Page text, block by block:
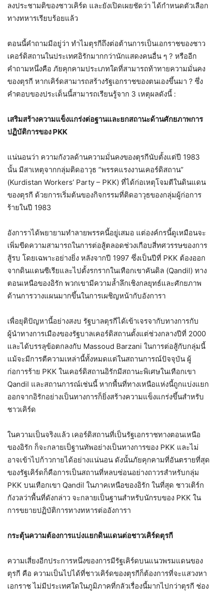
ลงประชามติของชาวเคิร์ด และยังเปิดเผยชัดว่า ได้กำหนดตัวเลือก
ทางทหารเรียบร้อยแล้ว
ตอนนี้คำถามมีอยู่ว่า ทำไมตุรกีถึงต่อต้านการเป็นเอกราชของชาว
เคอร์ดิสถานในประเทศอิรักมากกว่านักแสดงคนอื่น ๆ ? หรืออีก
คำถามหนึ่งคือ ภัยคุกคามประเภทใดที่สามารถท้าทายความมั่นคง
ของตุรกี หากเคิร์ดสามารถสร้างรัฐเอกราชของตนเองขึ้นมา ? ซึ่ง
คำตอบของประเด็นนี้สามารถเรียนรู้จาก 3 เหตุผลดังนี้ :
เสริมสร้างความแข็งแกร่งต่อฐานและยกสถานะด้านศักยภาพการ
ปฏิบัติการของ PKK
แน่นอนว่า ความกังวลด้านความมั่นคงของตุรกีนับตั้งแต่ปี 1983
นั้น มีสาเหตุจากกลุ่มติดอาวุธ “พรรคแรงงานเคอร์ดิสถาน”
(Kurdistan Workers’ Party – PKK) ที่ได้ก่อเหตุโจมตีในดินแดน
ของตุรกี ด้วยการเริ่มต้นของกิจกรรมที่ติดอาวุธของกลุ่มผู้ก่อการ
ร้ายในปี 1983
อังการาได้พยายามทำลายพรรคนี้อยู่เสมอ แต่องค์กรนี้ดูเหมือนจะ
เพิ่มขีดความสามารถในการต่อสู้ตลอดช่วงเกือบสี่ทศวรรษของการ
สู้รบ โดยเฉพาะอย่างยิ่ง หลังจากปี 1997 ซึ่งเป็นปีที่ PKK ต้องออก
จากดินแดนซีเรียและไปตั้งรกรากในเทือกเขาคันดิล (Qandil) ทาง
ตอนเหนือของอิรัก พวกเขามีความล้ำลึกเชิงกลยุทธ์และศักยภาพ
ด้านการวางแผนมากขึ้นในการเผชิญหน้ากับอังการา
เพื่อยุติปัญหานี้อย่างสงบ รัฐบาลตุรกีได้เข้าเจรจากับทางการกับ
ผู้นำทางการเมืองของรัฐบาลเคอร์ดิสถานตั้งแต่ช่วงกลางปีที่ 2000
และได้บรรลุข้อตกลงกับ Massoud Barzani ในการต่อสู้กับกลุ่มนี้
แม้จะมีการตีความเหล่านี้ทั้งหมดแต่ในสถานการณ์ปัจจุบัน ผู้
ก่อการร้าย PKK ในเคอร์ดิสถานอิรักมีสถานะพิเศษในเทือกเขา
Qandil และสถานการณ์เช่นนี้ หากพื้นที่ทางเหนือแห่งนี้ถูกแบ่งแยก
ออกจากอิรักอย่างเป็นทางการก็ยิ่งสร้างความแข็งแกร่งขึ้นสำหรับ
ชาวเคิร์ด
ในความเป็นจริงแล้ว เคอร์ดิสถานที่เป็นรัฐเอกราชทางตอนเหนือ
ของอิรัก ก็จะกลายเป็ฐานทัพอย่างเป็นทางการของ PKK และไม่
อาจเข้าไปก้าวกายได้อย่างแน่นอน ดังนั้นภัยคุกคามที่อันตรายที่สุด
ของรัฐเคิร์ดก็คือการเป็นสถานที่หลบซ่อนอย่างถาวรสำหรับกลุ่ม
PKK บนเทือกเขา Qandil ในภาคเหนือของอิรัก ในที่สุด ชาวเติร์ก
กังวลว่าพื้นที่ดังกล่าว จะกลายเป็นฐานสำหรับนักรบของ PKK ใน
การขยายปฏิบัติการทางทหารต่ออังการา
กระตุ้นความต้องการแบ่งแยกดินแดนต่อชาวเคิร์ดตุรกี
ความเสี่ยงอีกประการหนึ่งของการมีรัฐเคิร์ดบนแนวพรมแดนของ
ตุรกี คือ ความเป็นไปได้ที่ชาวเคิร์ดของตุรกีก็ต้องการที่จะแสวงหา
เอกราช ไม่มีประเทศใดในภูมิภาคที่กลัวเรื่องนี้มากไปกว่าตุรกี ช่อง